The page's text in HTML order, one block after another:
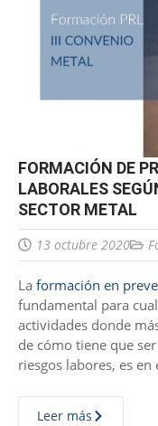
FORMACIÓN DE
LABORALES
SECTOR METAL
13 octubre 2020
La formación en
fundamental para
actividades donde
de cómo tiene que
riesgos labores, es en
Leer más